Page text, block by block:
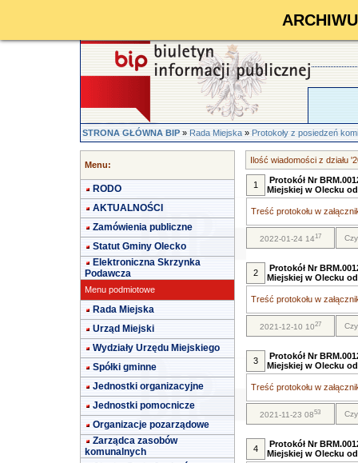
STRONA GŁÓWNA BIP»Rada Miejska»Protokoły z posiedzeń
Menu:
RODO
AKTUALNOŚCI
Zamówienia publiczne
Statut Gminy Olecko
Elektroniczna Skrzynka
Podawcza
Menu podmiotowe
Rada Miejska
Urząd Miejski
Wydziały Urzędu Miejskiego
Spółki gminne
Jednostki organizacyjne
Jednostki pomocnicze
Organizacje pozarządowe
Zarządca zasobów
komunalnych
Ilość wiadomości z działu
1
Protokół Nr
Miejskiej w Olecku
Treść protokołu w
2022-01-24 1417
2
Protokół Nr
Miejskiej w Olecku
Treść protokołu w
2021-12-10 1027
3
Protokół Nr
Miejskiej w Olecku
Treść protokołu w
2021-11-23 0853
4
Protokół Nr
Miejskiej w Olecku